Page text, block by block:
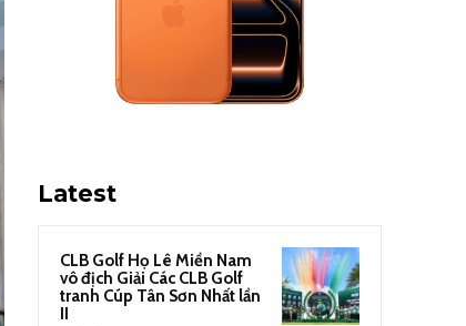
Latest
CLB Golf Họ Lê Miền Nam
vô địch Giải Các CLB Golf
tranh Cúp Tân Sơn Nhất lần
II